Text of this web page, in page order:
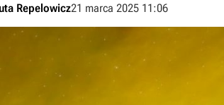
Repelowicz21 marca 2025 11:06